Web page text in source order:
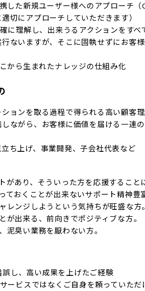
した新規ユーザー様へのアプローチ（
切にアプローチしていただきます）
に理解し、出来うるアクションをすべ
ないますが、そこに固執せずにお客
から生まれたナレッジの仕組み化
ョンを取る過程で得られる高い顧客
ながら、お客様に価値を届ける一連
ち上げ、事業開発、子会社代表など
があり、そういった方を応援すること
ておくことが出来ないサポート精神豊
レンジしようという気持ちが旺盛な方。
が出来る、前向きでポジティブな方。
泥臭い業務を厭わない方。
し、高い成果を上げたご経験
ービスではなくご自身を頼っていた